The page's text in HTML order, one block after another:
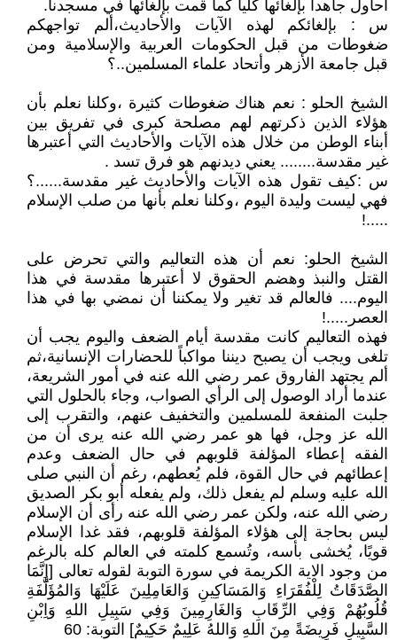
أحاول جاهداً بإلغائها كلياً كما قمت بإلغائها في مسجدنا.
س : بإلغائكم لهذه الآيات والأحاديث،ألم تواجهكم
ضغوطات من قبل الحكومات العربية والإسلامية ومن
قبل جامعة الأزهر وأتحاد علماء المسلمين..؟
الشيخ الحلو : نعم هناك ضغوطات كثيرة ،وكلنا نعلم بأن
هؤلاء الذين ذكرتهم لهم مصلحة كبرى في تفريق بين
أبناء الوطن من خلال هذه الآيات والأحاديث التي أعتبرها
غير مقدسة........ يعني ديدنهم هو فرق تسد .
س :كيف تقول هذه الآيات والأحاديث غير مقدسة......؟
فهي ليست وليدة اليوم ،وكلنا نعلم بأنها من صلب الإسلام
.....!
الشيخ الحلو: نعم أن هذه التعاليم والتي تحرض على
القتل والنبذ وهضم الحقوق لا أعتبرها مقدسة في هذا
اليوم.... فالعالم قد تغير ولا يمكننا أن نمضي بها في هذا
العصر.....!
فهذه التعاليم كانت مقدسة أيام الضعف واليوم يجب أن
تلغى ويجب أن يصبح ديننا مواكباً للحضارات الإنسانية،ثم
ألم يجتهد الفاروق عمر رضي الله عنه في أمور الشريعة،
عندما أراد الوصول إلى الرأي الصواب، وجاء بالحلول التي
جلبت المنفعة للمسلمين والتخفيف عنهم، والتقرب إلى
الله عز وجل، فها هو عمر رضي الله عنه يرى أن من
الفقه إعطاء المؤلفة قلوبهم في حال الضعف وعدم
إعطائهم في حال القوة، فلم يُعطهم، رغم أن النبي صلى
الله عليه وسلم لم يفعل ذلك، ولم يفعله أبو بكر الصديق
رضي الله عنه، ولكن عمر رضي الله عنه رأى أن الإسلام
ليس بحاجة إلى هؤلاء المؤلفة قلوبهم، فقد غدا الإسلام
قويًا، يُخشى بأسه، وتُسمع كلمته في العالم كله بالرغم
من وجود الاية الكريمة في سورة التوبة لقوله تعالى [إِنَّمَا
الصَّدَقَاتُ لِلْفُقَرَاءِ وَالمَسَاكِينِ وَالعَامِلِينَ عَلَيْهَا وَالمُؤَلَّفَةِ
قُلُوبُهُمْ وَفِي الرِّقَابِ وَالغَارِمِينَ وَفِي سَبِيلِ اللهِ وَاِبْنِ
السَّبِيلِ فَرِيضَةً مِنَ اللهِ وَاللهُ عَلِيمٌ حَكِيمٌ] التوبة: 60